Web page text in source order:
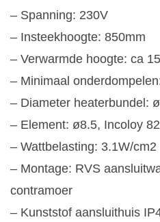
– Spanning: 230V
– Insteekhoogte: 850mm
– Verwarmde hoogte: ca
– Minimaal
– Diameter heaterbundel:
– Element: ø8.5, Incoloy
– Wattbelasting: 3.1W/cm2
– Montage: RVS
contramoer
– Kunststof aansluithuis